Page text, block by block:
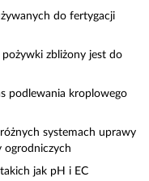
do fertygacji
zbliżony jest do
podlewania kroplowego
systemach uprawy
ogrodniczych
jak pH i EC